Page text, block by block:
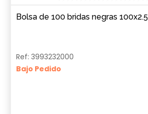
Bolsa de 100 bridas negras 100x2.5
Ref: 3993232000
Bajo Pedido